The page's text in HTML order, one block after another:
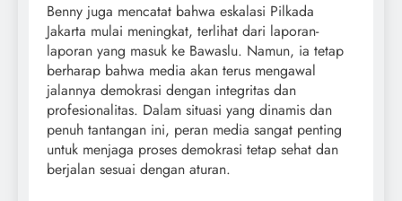
Benny juga mencatat bahwa eskalasi Pilkada
Jakarta mulai meningkat, terlihat dari laporan-
laporan yang masuk ke Bawaslu. Namun, ia tetap
berharap bahwa media akan terus mengawal
jalannya demokrasi dengan integritas dan
profesionalitas. Dalam situasi yang dinamis dan
penuh tantangan ini, peran media sangat penting
untuk menjaga proses demokrasi tetap sehat dan
berjalan sesuai dengan aturan.